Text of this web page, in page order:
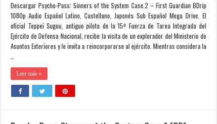
Descargar Psycho-Pass: Sinners of the System Case.2 – First Guardian BDrip
1080p Audio Español Latino, Castellano, Japonés Sub Español Mega Drive. El
oficial Teppei Sugou, antiguo piloto de la 15ª Fuerza de Tarea Integrada del
Ejército de Defensa Nacional, recibe la visita de un explorador del Ministerio de
Asuntos Exteriores y le invita a reincorporarse al ejército. Mientras considera la
…
Leer más »